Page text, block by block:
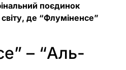
поєдинок
де “Флуміненсе”
– “Аль-